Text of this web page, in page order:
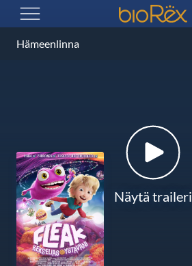
AVAA VALIKKO
BioRex Cinemas
Näytä traileri